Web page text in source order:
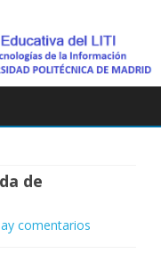
de
comentarios